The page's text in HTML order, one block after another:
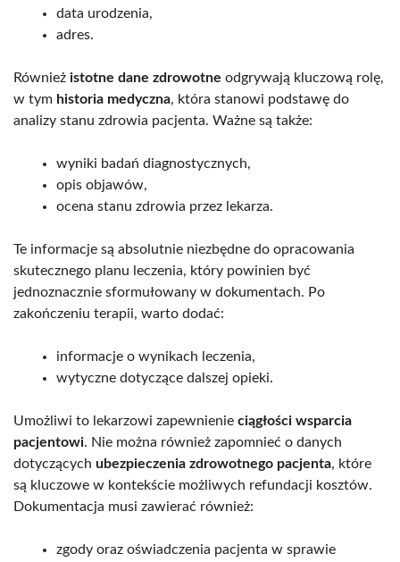
data urodzenia,
adres.
Również istotne dane zdrowotne odgrywają kluczową rolę,
w tym historia medyczna, która stanowi podstawę do
analizy stanu zdrowia pacjenta. Ważne są także:
wyniki badań diagnostycznych,
opis objawów,
ocena stanu zdrowia przez lekarza.
Te informacje są absolutnie niezbędne do opracowania
skutecznego planu leczenia, który powinien być
jednoznacznie sformułowany w dokumentach. Po
zakończeniu terapii, warto dodać:
informacje o wynikach leczenia,
wytyczne dotyczące dalszej opieki.
Umożliwi to lekarzowi zapewnienie ciągłości wsparcia
pacjentowi. Nie można również zapomnieć o danych
dotyczących ubezpieczenia zdrowotnego pacjenta, które
są kluczowe w kontekście możliwych refundacji kosztów.
Dokumentacja musi zawierać również:
zgody oraz oświadczenia pacjenta w sprawie